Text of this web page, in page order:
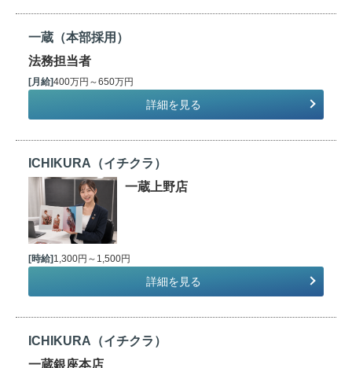
一蔵（本部採用）
法務担当者
[月給]400万円～650万円
詳細を見る
ICHIKURA（イチクラ）
一蔵上野店
[時給] 1,300円～1,500円
詳細を見る
ICHIKURA（イチクラ）
一蔵銀座本店